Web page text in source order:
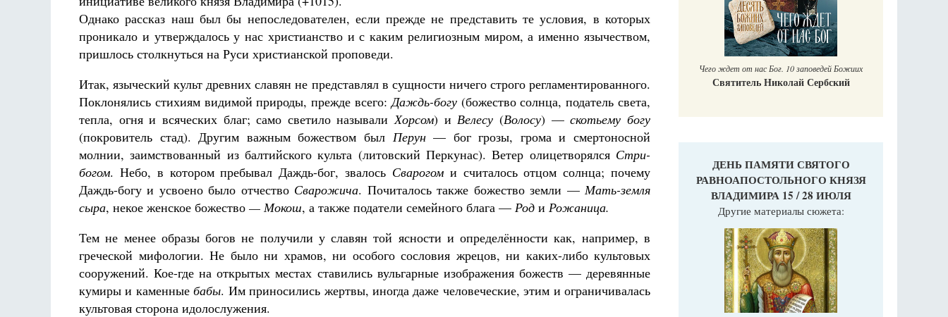
Однако рассказ наш был бы непоследователен, если прежде не представить те условия, в которых
проникало и утверждалось у нас христианство и с каким религиозным миром, а именно язычеством,
пришлось столкнуться на Руси христианской проповеди.
Итак, языческий культ древних славян не представлял в сущности ничего строго регламентированного.
Поклонялись стихиям видимой природы, прежде всего:Даждь-богу(божество солнца, податель света,
тепла, огня и всяческих благ; само светило называлиХорсом) иВелесу (Волосу) —скотьему богу
(покровитель стад). Другим важным божеством был Перун— бог грозы, грома и смертоносной
молнии, заимствованный из балтийского культа (литовский Перкунас). Ветер олицетворялся Стри-
богом. Небо, в котором пребывал Даждь-бог, звалось Сварогоми считалось отцом солнца; почему
Даждь-богу и усвоено было отчество Сварожича. Почиталось также божество земли —Мать-земля
сыра, некое женское божество — Мокош, а также податели семейного блага — Род и Рожаница.
Тем не менее образы богов не получили у славян той ясности и определённости как, например, в
греческой мифологии. Не было ни храмов, ни особого сословия жрецов, ни каких-либо культовых
сооружений. Кое-где на открытых местах ставились вульгарные изображения божеств — деревянные
кумиры и каменныебабы. Им приносились жертвы, иногда даже человеческие, этим и ограничивалась
культовая сторона идолослужения.
Разлуки не будет
Кирилл Мурышев
Великомученик Георгий Победоносец. Научись у
Чего ждет от нас Бог. 10 заповедей Божиих
Святитель Николай Сербский
ДЕНЬ ПАМЯТИ СВЯТОГО
РАВНОАПОСТОЛЬНОГО КНЯЗЯ
ВЛАДИМИРА 15 / 28 ИЮЛЯ
Другие материалы сюжета: